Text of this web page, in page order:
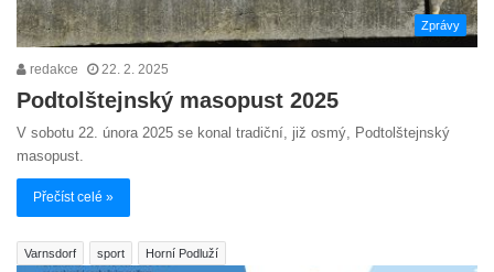
Zprávy
redakce 22. 2. 2025
Podtolštejnský masopust 2025
V sobotu 22. února 2025 se konal tradiční, již osmý, Podtolštejnský
masopust.
Přečíst celé »
Varnsdorf sport Horní Podluží